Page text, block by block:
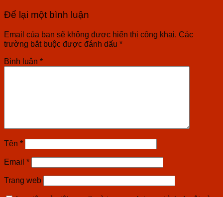
Để lại một bình luận
Email của bạn sẽ không được hiển thị công khai. Các
trường bắt buộc được đánh dấu *
Bình luận *
Tên *
Email *
Trang web